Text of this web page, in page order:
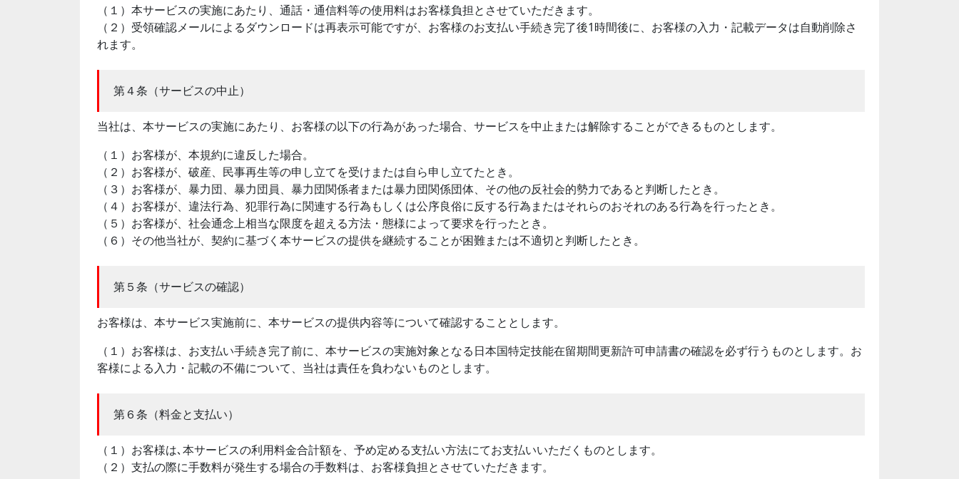
（１）本サービスの実施にあたり、通話・通信料等の使用料はお客様負担とさせていただきます。
（２）受領確認メールによるダウンロードは再表示可能ですが、お客様のお支払い手続き完了後1時間後に、お客様の入力・記載データは自動削除さ
れます。
第４条（サービスの中止）
当社は、本サービスの実施にあたり、お客様の以下の行為があった場合、サービスを中止または解除することができるものとします。
（１）お客様が、本規約に違反した場合。
（２）お客様が、破産、民事再生等の申し立てを受けまたは自ら申し立てたとき。
（３）お客様が、暴力団、暴力団員、暴力団関係者または暴力団関係団体、その他の反社会的勢力であると判断したとき。
（４）お客様が、違法行為、犯罪行為に関連する行為もしくは公序良俗に反する行為またはそれらのおそれのある行為を行ったとき。
（５）お客様が、社会通念上相当な限度を超える方法・態様によって要求を行ったとき。
（６）その他当社が、契約に基づく本サービスの提供を継続することが困難または不適切と判断したとき。
第５条（サービスの確認）
お客様は、本サービス実施前に、本サービスの提供内容等について確認することとします。
（１）お客様は、お支払い手続き完了前に、本サービスの実施対象となる日本国特定技能在留期間更新許可申請書の確認を必ず行うものとします。お
客様による入力・記載の不備について、当社は責任を負わないものとします。
第６条（料金と支払い）
（１）お客様は､本サービスの利用料金合計額を、予め定める支払い方法にてお支払いいただくものとします。
（２）支払の際に手数料が発生する場合の手数料は、お客様負担とさせていただきます。